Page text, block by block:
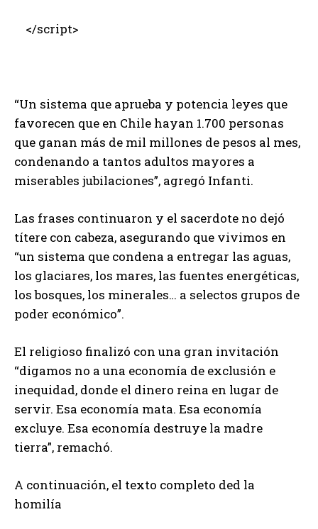
</script>
“Un sistema que aprueba y potencia leyes que
favorecen que en Chile hayan 1.700 personas
que ganan más de mil millones de pesos al mes,
condenando a tantos adultos mayores a
miserables jubilaciones”, agregó Infanti.
Las frases continuaron y el sacerdote no dejó
títere con cabeza, asegurando que vivimos en
“un sistema que condena a entregar las aguas,
los glaciares, los mares, las fuentes energéticas,
los bosques, los minerales… a selectos grupos de
poder económico”.
El religioso finalizó con una gran invitación
“digamos no a una economía de exclusión e
inequidad, donde el dinero reina en lugar de
servir. Esa economía mata. Esa economía
excluye. Esa economía destruye la madre
tierra”, remachó.
A continuación, el texto completo ded la
homilía